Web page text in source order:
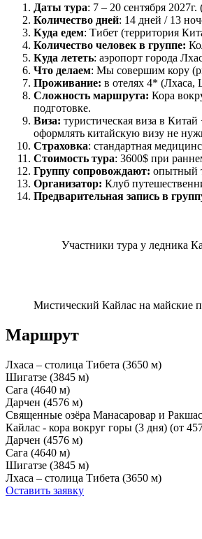
Даты тура: 7 – 20 сентября
Количество дней: 14 дней / 13
Куда едем: Тибет (территория
Количество человек в группе:
Куда лететь: аэропорт города
Что делаем: Мы совершим кору
Проживание: в отелях 4* (Лхаса,
Сложность маршрута: Кора
подготовке.
Виза: туристическая виза в
оформлять китайскую визу не
Страховка: стандартная
Стоимость тура: 3600$ при
Группу сопровождают: опытный
Организатор: Клуб
Предварительная запись в
Участники тура у ледника
Мистический Кайлас на майские
Маршрут
Лхаса – столица Тибета (3650 м)
Шигатзе (3845 м)
Сага (4640 м)
Дарчен (4576 м)
Священные озёра Манасаровар и
Кайлас - кора вокруг горы (3 дня) (от
Дарчен (4576 м)
Сага (4640 м)
Шигатзе (3845 м)
Лхаса – столица Тибета (3650 м)
Оставить заявку